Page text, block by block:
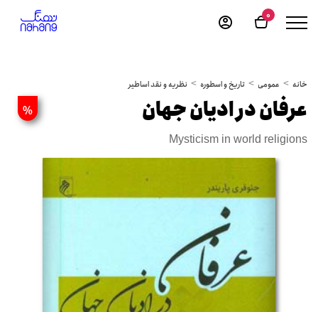
0
خانه عمومی تاریخ و اسطوره نظریه و نقد اساطیر
% عرفان در ادیان جهان
Mysticism in world religions